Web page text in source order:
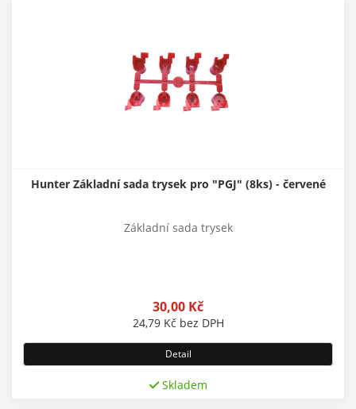
Hunter Základní sada trysek pro "PGJ" (8ks) - červené
Základní sada trysek
30,00 Kč
24,79 Kč bez DPH
Detail
Skladem